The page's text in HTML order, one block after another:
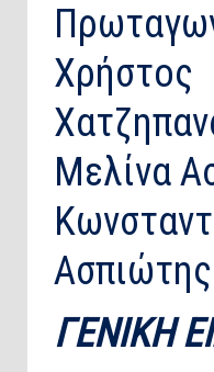
Χρήστος
Μελίνα
Ασπιώτης
ΓΕΝΙΚΗ